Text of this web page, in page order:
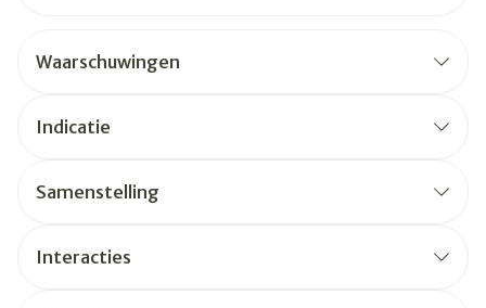
Waarschuwingen
Indicatie
Samenstelling
Interacties